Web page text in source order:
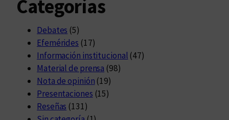
Categorías
Debates (5)
Efemérides (17)
Información institucional (47)
Material de prensa (98)
Nota de opinión (19)
Presentaciones (15)
Reseñas (131)